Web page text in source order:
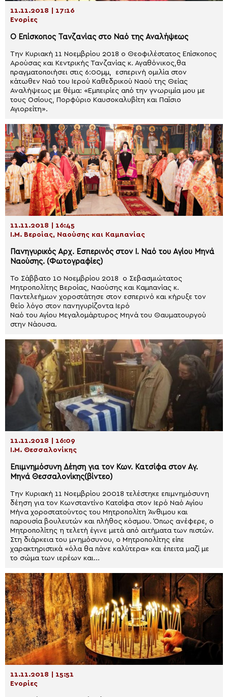
11.11.2018 | 17:16
Ενορίες
Ο Επίσκοπος Τανζανίας στο Ναό της Αναλήψεως
Την Κυριακή 11 Νοεμβρίου 2018 ο Θεοφιλέστατος Επίσκοπος
Αρούσας και Κεντρικής Τανζανίας κ. Αγαθόνικος,θα
πραγματοποιήσει στις 6:00μμ, εσπερινή ομιλία στον
κάτωθεν Ναό του Ιερού Καθεδρικού Ναού της Θείας
Αναλήψεως με θέμα: «Εμπειρίες από την γνωριμία μου με
τους Οσίους, Πορφύριο Καυσοκαλυβίτη και Παΐσιο
Αγιορείτη».
11.11.2018 | 16:45
Ι.Μ. Βεροίας, Ναούσης και Καμπανίας
Πανηγυρικός Αρχ. Εσπερινός στον Ι. Ναό του Αγίου Μηνά
Ναούσης. (Φωτογραφίες)
Το Σάββατο 10 Νοεμβρίου 2018 ο Σεβασμιώτατος
Μητροπολίτης Βεροίας, Ναούσης και Καμπανίας κ.
Παντελεήμων χοροστάτησε στον εσπερινό και κήρυξε τον
θείο λόγο στον πανηγυρίζοντα Ιερό
Ναό του Αγίου Μεγαλομάρτυρος Μηνά του Θαυματουργού
στην Νάουσα.
11.11.2018 | 16:09
Ι.Μ. Θεσσαλονίκης
Επιμνημόσυνη Δέηση για τον Κων. Κατσίφα στον Αγ.
Μηνά Θεσσαλονίκης(βίντεο)
Την Κυριακή 11 Νοεμβρίου 20018 τελέστηκε επιμνημόσυνη
δέηση για τον Κωνσταντίνο Κατσίφα στον Ιερό Ναό Αγίου
Μήνα χοροστατούντος του Μητροπολίτη Άνθιμου και
παρουσία βουλευτών και πλήθος κόσμου. Όπως ανέφερε, ο
Μητροπολίτης η τελετή έγινε μετά από αιτήματα των πιστών.
Στη διάρκεια του μνημόσυνου, ο Μητροπολίτης είπε
χαρακτηριστικά «όλα θα πάνε καλύτερα» και έπειτα μαζί με
το σώμα των ιερέων και...
11.11.2018 | 15:51
Ενορίες